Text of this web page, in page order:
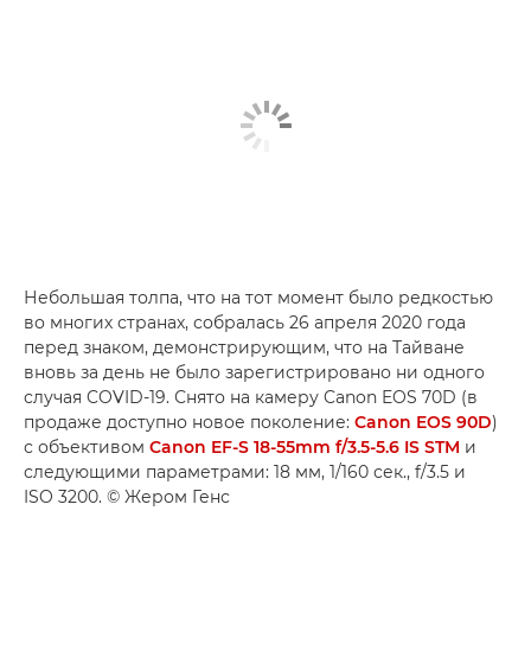
Небольшая толпа, что на тот момент было редкостью
во многих странах, собралась 26 апреля 2020 года
перед знаком, демонстрирующим, что на Тайване
вновь за день не было зарегистрировано ни одного
случая COVID-19. Снято на камеру Canon EOS 70D (в
продаже доступно новое поколение: Canon EOS 90D)
с объективом Canon EF-S 18-55mm f/3.5-5.6 IS STM и
следующими параметрами: 18 мм, 1/160 сек., f/3.5 и
ISO 3200. © Жером Генс